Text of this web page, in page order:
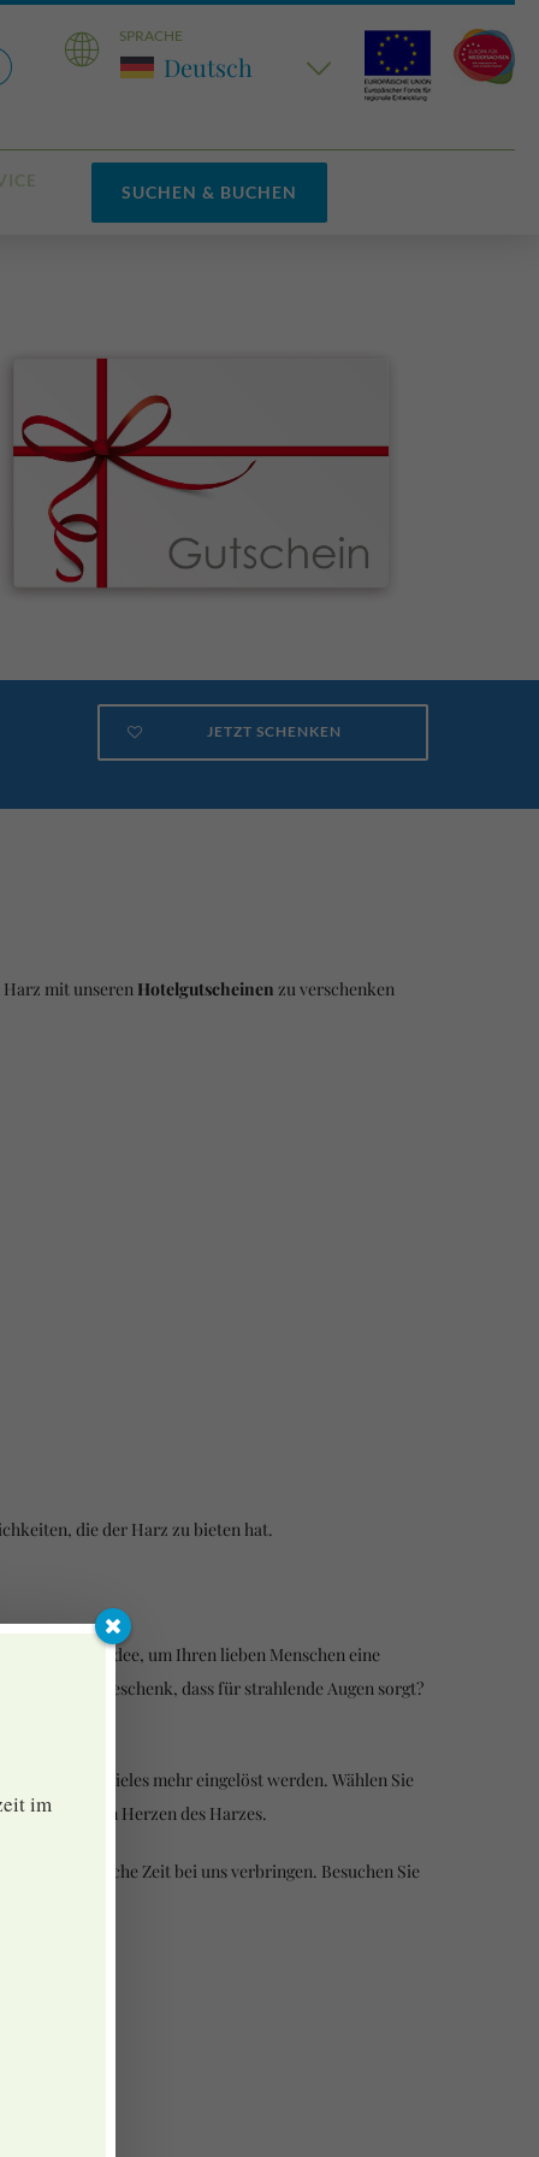
SPRACHE
Deutsch
SUCHEN & BUCHEN
JETZT SCHENKEN
mit unseren Hotelgutscheinen zu verschenken
die der Harz zu bieten hat.
wunderbare Idee, um Ihren lieben Menschen eine
tollen Geschenk, dass für strahlende Augen sorgt?
und vieles mehr eingelöst werden. Wählen Sie
Urlaub im Herzen des Harzes.
unvergessliche Zeit bei uns verbringen. Besuchen Sie
im